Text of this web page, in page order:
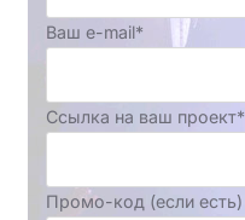
Ваш e-mail*
Ссылка на ваш проект*
Промо-код (если есть)